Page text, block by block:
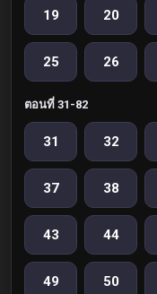
19 20
25 26
ตอนที่ 31-82
31 32
37 38
43 44
49 50